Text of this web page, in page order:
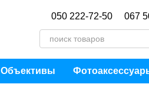
050 222-72-50 067
Объективы